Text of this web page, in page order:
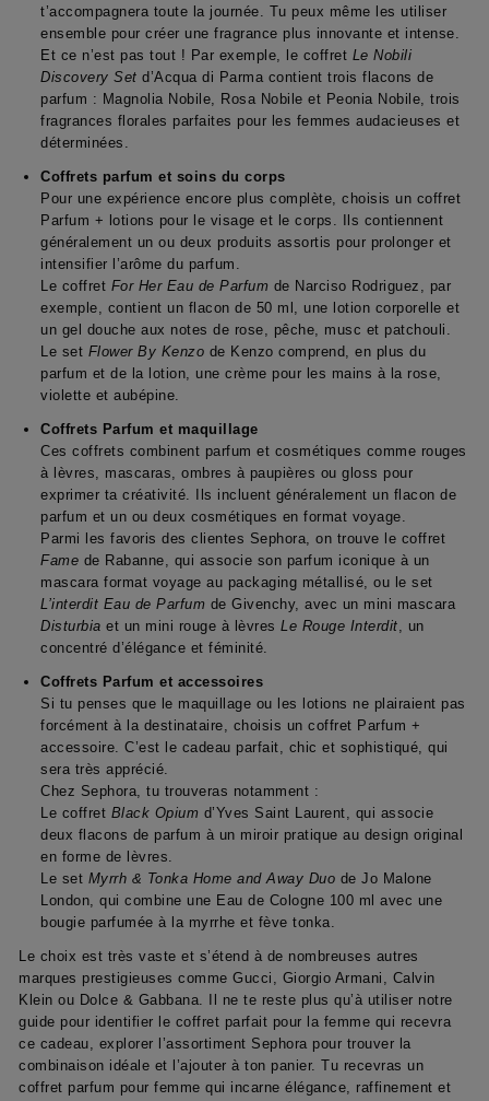
t’accompagnera toute la journée. Tu peux même les utiliser
ensemble pour créer une fragrance plus innovante et intense.
Et ce n’est pas tout ! Par exemple, le coffret Le Nobili
Discovery Set d’Acqua di Parma contient trois flacons de
parfum : Magnolia Nobile, Rosa Nobile et Peonia Nobile, trois
fragrances florales parfaites pour les femmes audacieuses et
déterminées.
Coffrets parfum et soins du corps
Pour une expérience encore plus complète, choisis un coffret
Parfum + lotions pour le visage et le corps. Ils contiennent
généralement un ou deux produits assortis pour prolonger et
intensifier l’arôme du parfum.
Le coffret For Her Eau de Parfum de Narciso Rodriguez, par
exemple, contient un flacon de 50 ml, une lotion corporelle et
un gel douche aux notes de rose, pêche, musc et patchouli.
Le set Flower By Kenzo de Kenzo comprend, en plus du
parfum et de la lotion, une crème pour les mains à la rose,
violette et aubépine.
Coffrets Parfum et maquillage
Ces coffrets combinent parfum et cosmétiques comme rouges
à lèvres, mascaras, ombres à paupières ou gloss pour
exprimer ta créativité. Ils incluent généralement un flacon de
parfum et un ou deux cosmétiques en format voyage.
Parmi les favoris des clientes Sephora, on trouve le coffret
Fame de Rabanne, qui associe son parfum iconique à un
mascara format voyage au packaging métallisé, ou le set
L’interdit Eau de Parfum de Givenchy, avec un mini mascara
Disturbia et un mini rouge à lèvres Le Rouge Interdit, un
concentré d’élégance et féminité.
Coffrets Parfum et accessoires
Si tu penses que le maquillage ou les lotions ne plairaient pas
forcément à la destinataire, choisis un coffret Parfum +
accessoire. C’est le cadeau parfait, chic et sophistiqué, qui
sera très apprécié.
Chez Sephora, tu trouveras notamment :
Le coffret Black Opium d’Yves Saint Laurent, qui associe
deux flacons de parfum à un miroir pratique au design original
en forme de lèvres.
Le set Myrrh & Tonka Home and Away Duo de Jo Malone
London, qui combine une Eau de Cologne 100 ml avec une
bougie parfumée à la myrrhe et fève tonka.
Le choix est très vaste et s’étend à de nombreuses autres
marques prestigieuses comme Gucci, Giorgio Armani, Calvin
Klein ou Dolce & Gabbana. Il ne te reste plus qu’à utiliser notre
guide pour identifier le coffret parfait pour la femme qui recevra
ce cadeau, explorer l’assortiment Sephora pour trouver la
combinaison idéale et l’ajouter à ton panier. Tu recevras un
coffret parfum pour femme qui incarne élégance, raffinement et